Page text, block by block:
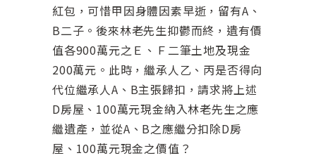
紅包，可惜甲因身體因素早逝，留有A、
B二子。後來林老先生抑鬱而終，遺有價
值各900萬元之Ｅ、Ｆ二筆土地及現金
200萬元。此時，繼承人乙、丙是否得向
代位繼承人A、B主張歸扣，請求將上述
D房屋、100萬元現金納入林老先生之應
繼遺產，並從A、B之應繼分扣除D房
屋、100萬元現金之價值？